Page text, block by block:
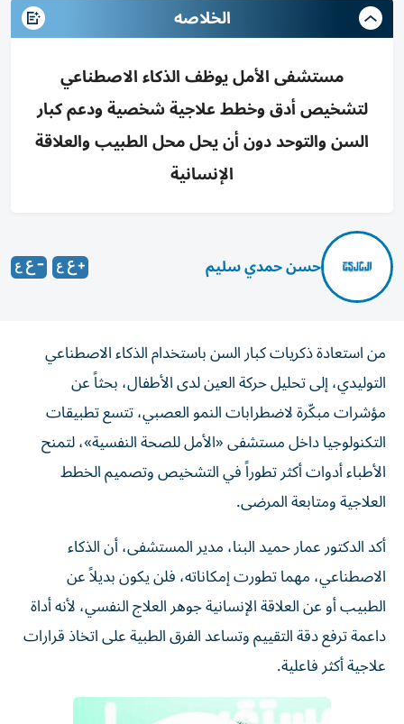
الخلاصه
مستشفى الأمل يوظف الذكاء الاصطناعي
لتشخيص أدق وخطط علاجية شخصية ودعم كبار
السن والتوحد دون أن يحل محل الطبيب والعلاقة
الإنسانية
حسن حمدي سليم
من استعادة ذكريات كبار السن باستخدام الذكاء الاصطناعي
التوليدي، إلى تحليل حركة العين لدى الأطفال، بحثاً عن
مؤشرات مبكّرة لاضطرابات النمو العصبي، تتسع تطبيقات
التكنولوجيا داخل مستشفى «الأمل للصحة النفسية»، لتمنح
الأطباء أدوات أكثر تطوراً في التشخيص وتصميم الخطط
العلاجية ومتابعة المرضى.
أكد الدكتور عمار حميد البنا، مدير المستشفى، أن الذكاء
الاصطناعي، مهما تطورت إمكاناته، فلن يكون بديلاً عن
الطبيب أو عن العلاقة الإنسانية جوهر العلاج النفسي، لأنه أداة
داعمة ترفع دقة التقييم وتساعد الفرق الطبية على اتخاذ قرارات
علاجية أكثر فاعلية.